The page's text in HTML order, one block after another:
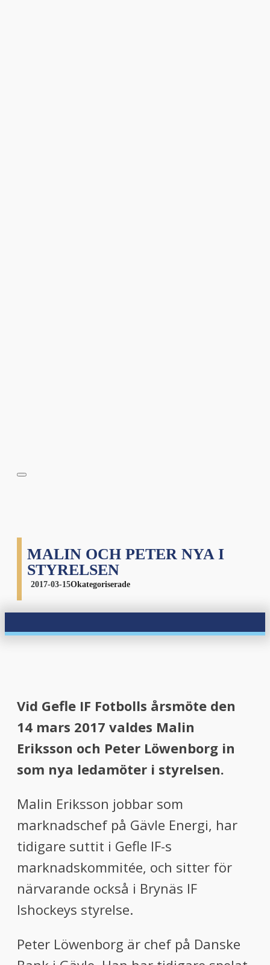
MALIN OCH PETER NYA I
STYRELSEN
2017-03-15Okategoriserade
Vid Gefle IF Fotbolls årsmöte den
14 mars 2017 valdes Malin
Eriksson och Peter Löwenborg in
som nya ledamöter i styrelsen.
Malin Eriksson jobbar som
marknadschef på Gävle Energi, har
tidigare suttit i Gefle IF-s
marknadskommitée, och sitter för
närvarande också i Brynäs IF
Ishockeys styrelse.
Peter Löwenborg är chef på Danske